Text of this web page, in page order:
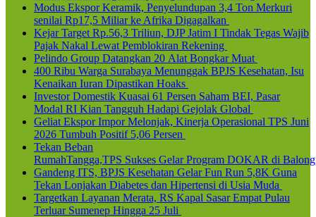
Modus Ekspor Keramik, Penyelundupan 3,4 Ton Merkuri
senilai Rp17,5 Miliar ke Afrika Digagalkan
Kejar Target Rp.56,3 Triliun, DJP Jatim I Tindak Tegas Wajib
Pajak Nakal Lewat Pemblokiran Rekening
Pelindo Group Datangkan 20 Alat Bongkar Muat
400 Ribu Warga Surabaya Menunggak BPJS Kesehatan, Isu
Kenaikan Iuran Dipastikan Hoaks
Investor Domestik Kuasai 61 Persen Saham BEI, Pasar
Modal RI Kian Tangguh Hadapi Gejolak Global
Geliat Ekspor Impor Melonjak, Kinerja Operasional TPS Juni
2026 Tumbuh Positif 5,06 Persen
Tekan Beban
RumahTangga,TPS Sukses Gelar Program DOKAR di
Gandeng ITS, BPJS Kesehatan Gelar Fun Run 5,8K Guna
Tekan Lonjakan Diabetes dan Hipertensi di Usia Muda
Targetkan Layanan Merata, RS Kapal Sasar Empat Pulau
Terluar Sumenep Hingga 25 Juli